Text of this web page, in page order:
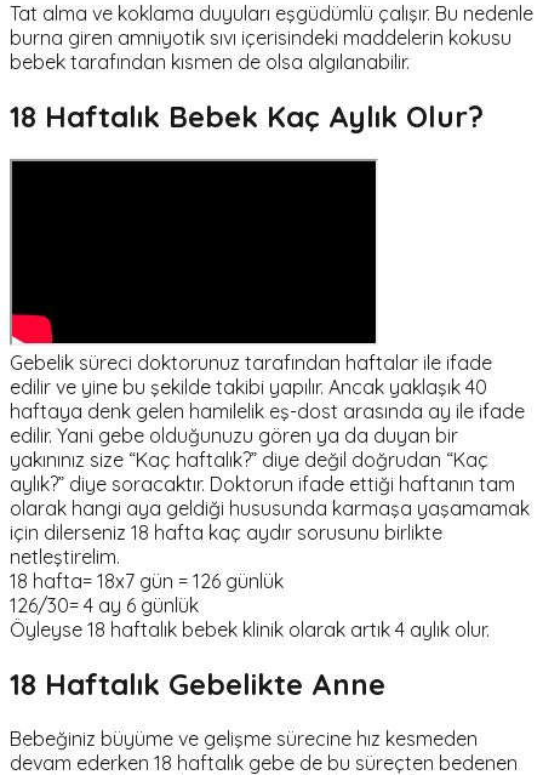
Tat alma ve koklama duyuları eşgüdümlü çalışır. Bu nedenle
burna giren amniyotik sıvı içerisindeki maddelerin kokusu
bebek tarafından kısmen de olsa algılanabilir.
18 Haftalık Bebek Kaç Aylık Olur?
Gebelik süreci doktorunuz tarafından haftalar ile ifade
edilir ve yine bu şekilde takibi yapılır. Ancak yaklaşık 40
haftaya denk gelen hamilelik eş-dost arasında ay ile ifade
edilir. Yani gebe olduğunuzu gören ya da duyan bir
yakınınız size “Kaç haftalık?” diye değil doğrudan “Kaç
aylık?” diye soracaktır. Doktorun ifade ettiği haftanın tam
olarak hangi aya geldiği hususunda karmaşa yaşamamak
için dilerseniz 18 hafta kaç aydır sorusunu birlikte
netleştirelim.
18 hafta= 18x7 gün = 126 günlük
126/30= 4 ay 6 günlük
Öyleyse 18 haftalık bebek klinik olarak artık 4 aylık olur.
18 Haftalık Gebelikte Anne
Bebeğiniz büyüme ve gelişme sürecine hız kesmeden
devam ederken 18 haftalık gebe de bu süreçten bedenen